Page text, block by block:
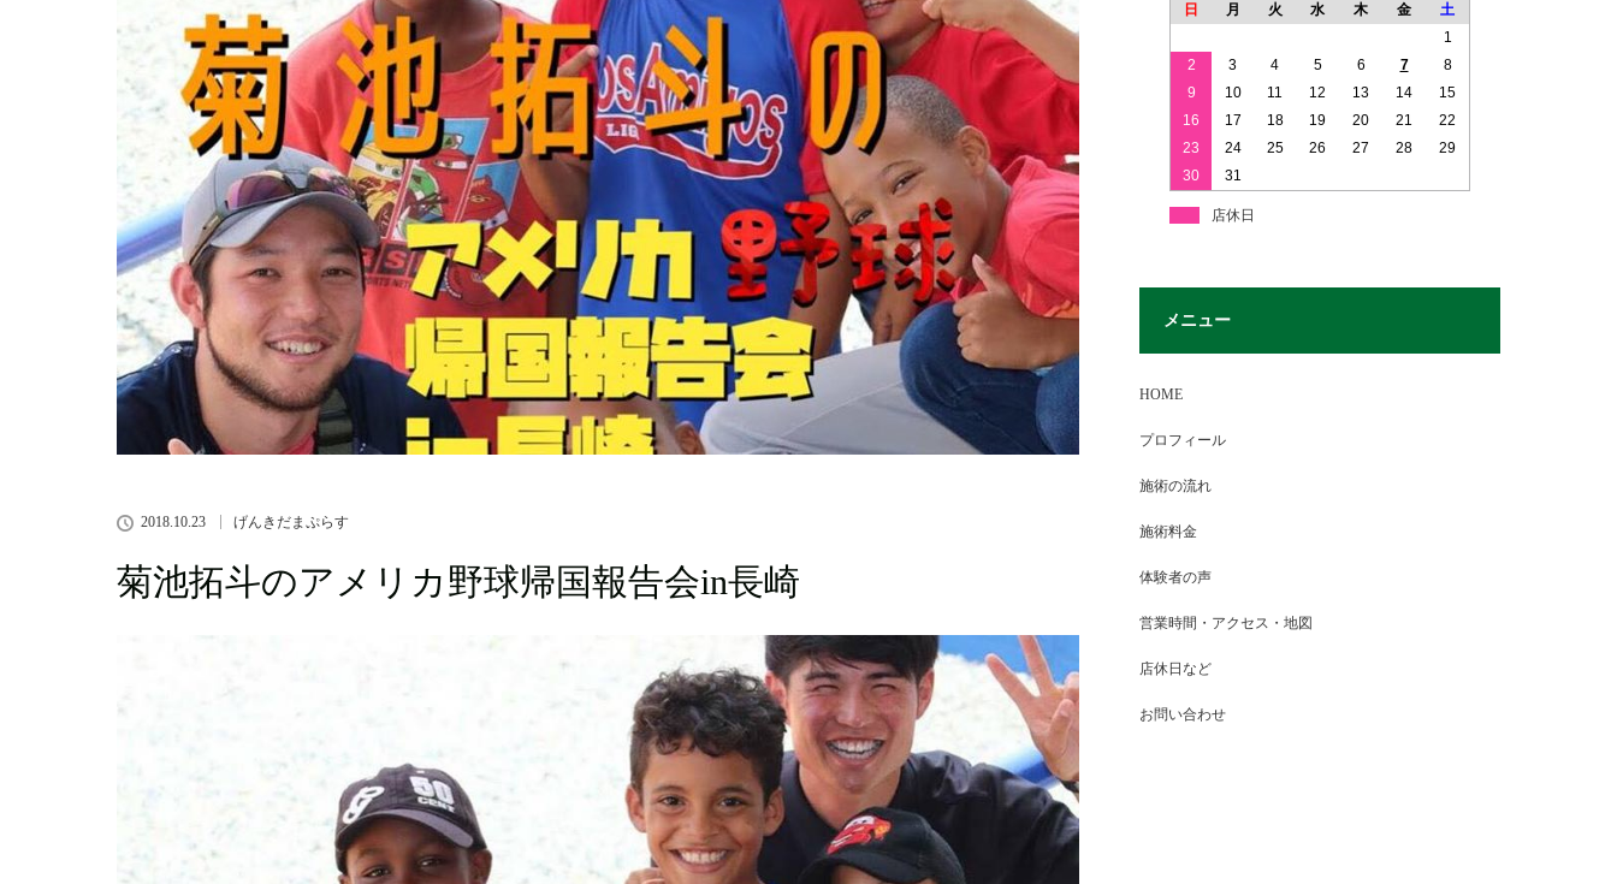
2018.10.23 げんきだまぷらす
菊池拓斗のアメリカ野球帰国報告会in長崎
日
月 火 水 木 金
土
1
2
3 4 5 6 7
8
9
10 11 12 13 14
15
16
17 18 19 20 21
22
23
24 25 26 27 28
29
30
31
店休日
メニュー
HOME
プロフィール
施術の流れ
施術料金
体験者の声
営業時間・アクセス・地図
店休日など
お問い合わせ